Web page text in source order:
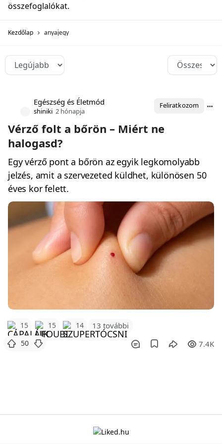
összefoglalókat.
Kezdőlap anyajegy
Egészség és Életmód
shiniki 2 hónapja
Feliratkozom
Vérző folt a bőrön – Miért ne
halogasd?
Egy vérző pont a bőrön az egyik legkomolyabb
jelzés, amit a szervezeted küldhet, különösen 50
éves kor felett.
15 15 14 13 további
50 7.4K